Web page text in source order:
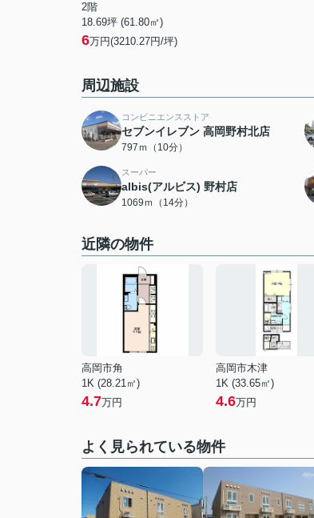
2階
18.69坪 (61.80㎡)
6万円(3210.27円/坪)
周辺施設
コンビニエンスストア
セブンイレブン 高岡野村北店
797ｍ（10分）
スーパー
albis(アルビス) 野村店
1069ｍ（14分）
近隣の物件
高岡市角
1K (28.21㎡)
4.7万円
高岡市木津
1K (33.65㎡)
4.6万円
よく見られている物件